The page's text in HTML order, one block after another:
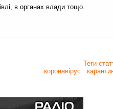
в органах влади тощо.
Теги
коронавірус